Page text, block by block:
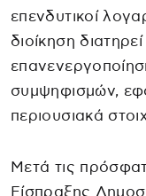
επενδυτικοί
διοίκηση
συμψηφισμών,
περιουσιακά
Μετά τις
Είσπραξης